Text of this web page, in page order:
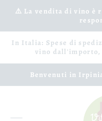
Ir
directamente
⚠️ La vendita di vino è
In Italia: Spese di
vino dall'importo,
Benvenuti in